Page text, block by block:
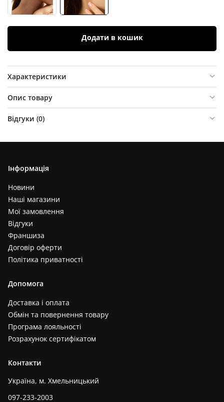
Додати в кошик
Характеристики
Опис товару
Відгуки (0)
Інформація
Новини
Наші магазини
Мої замовлення
Відгуки
Франшиза
Договір оферти
Політика приватності
Допомога
Доставка і оплата
Обмін та повернення товару
Програма лояльності
Розрахунок сертифікатом
Контакти
Україна, м. Хмельницький
097-233-2003